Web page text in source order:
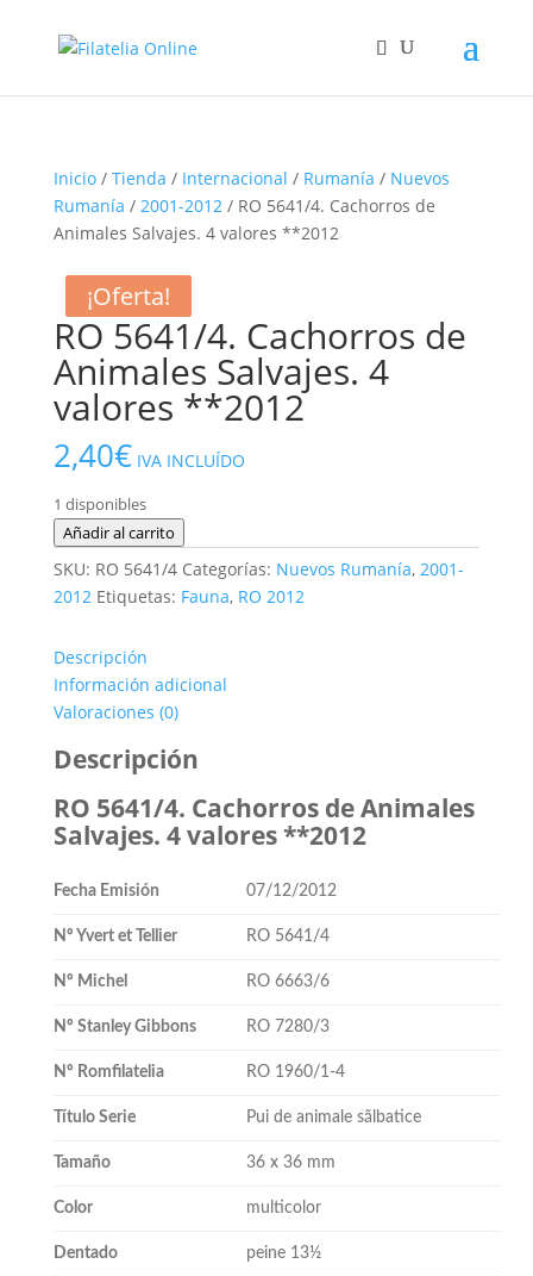
Inicio/ Tienda / Internacional / Rumanía / Nuevos
Rumanía / 2001-2012/ RO 5641/4. Cachorros de
Animales Salvajes. 4 valores **2012
RO 5641/4. Cachorros de
Animales Salvajes. 4
valores **2012
2,40€ IVA INCLUÍDO
1 disponibles
RO
5641/4.
Cachorros
Salvajes.
4
valores
**2012
Añadir al carrito
SKU: RO 5641/4 Categorías: Nuevos Rumanía, 2001-
2012 Etiquetas: Fauna, RO 2012
Descripción
Información adicional
Valoraciones (0)
Descripción
RO 5641/4. Cachorros de Animales
Salvajes. 4 valores **2012
Fecha Emisión 07/12/2012
Nº Yvert et Tellier RO 5641/4
Nº Michel RO 6663/6
Nº Stanley Gibbons RO 7280/3
Nº Romfilatelia RO 1960/1-4
Título Serie Pui de animale sãlbatice
Tamaño 36 x 36 mm
Color multicolor
Dentado peine 13½
¡Oferta!
¡Oferta!